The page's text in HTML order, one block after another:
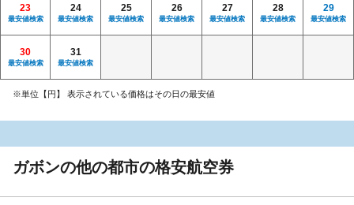
23
最安値検索
24
最安値検索
25
最安値検索
26
最安値検索
27
最安値検索
28
最安値検索
29
最安値検索
30
最安値検索
31
最安値検索
※単位【円】 表示されている価格はその日の最安値
ガボンの他の都市の格安航空券